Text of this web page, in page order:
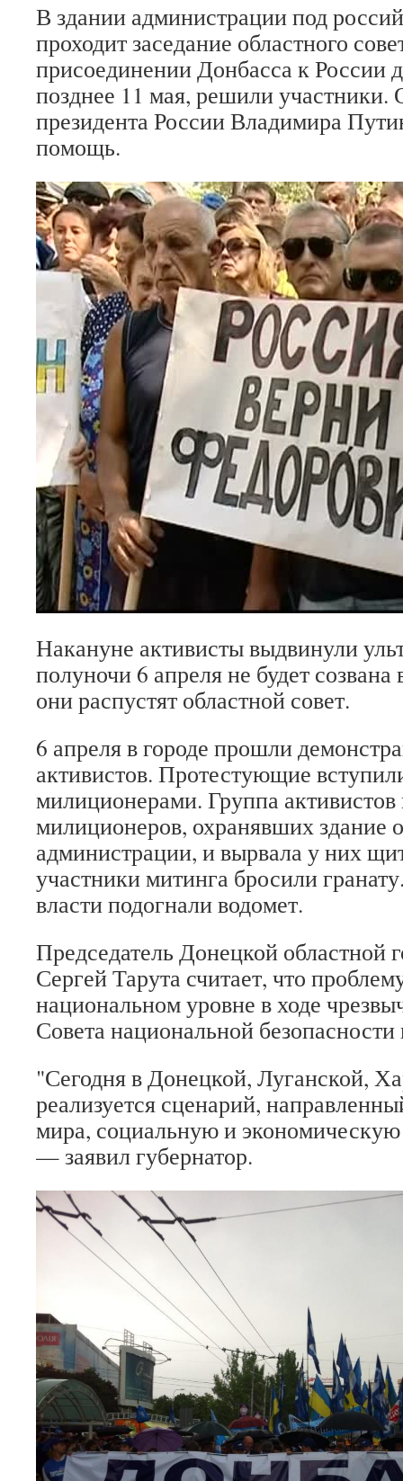
В здании администрации под
проходит заседание областного
присоединении Донбасса к России
позднее 11 мая, решили
президента России Владимира
помощь.
Накануне активисты выдвинули
полуночи 6 апреля не будет созвана
они распустят областной совет.
6 апреля в городе прошли
активистов. Протестующие
милиционерами. Группа активистов
милиционеров, охранявших здание
администрации, и вырвала у них
участники митинга бросили
власти подогнали водомет.
Председатель Донецкой областной
Сергей Тарута считает, что
национальном уровне в ходе
Совета национальной
"Сегодня в Донецкой, Луганской,
реализуется сценарий,
мира, социальную и
— заявил губернатор.